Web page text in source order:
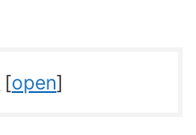
[open]